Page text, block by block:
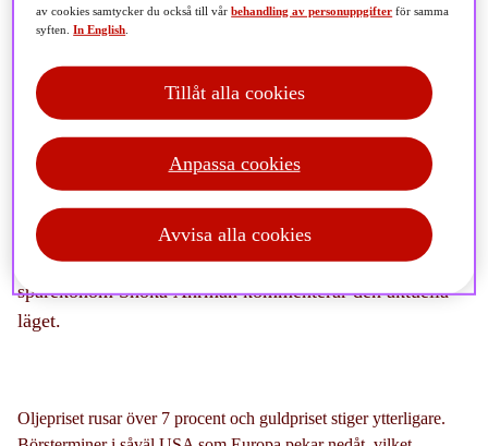
Fredagsmorgonen inleds med röda siffror på börserna.
Israel har under natten genomfört flyganfall mot mål i
Iran, vilket snabbt skakat om marknaderna. SPPs
sparekonom Shoka Åhrman kommenterar den aktuella
läget.
Oljepriset rusar över 7 procent och guldpriset stiger ytterligare.
av cookies samtycker du också till vårbehandling av personuppgifter för samma
syften.In English
Anpassa cookies
Avvisa alla cookies
Tillåt alla cookies